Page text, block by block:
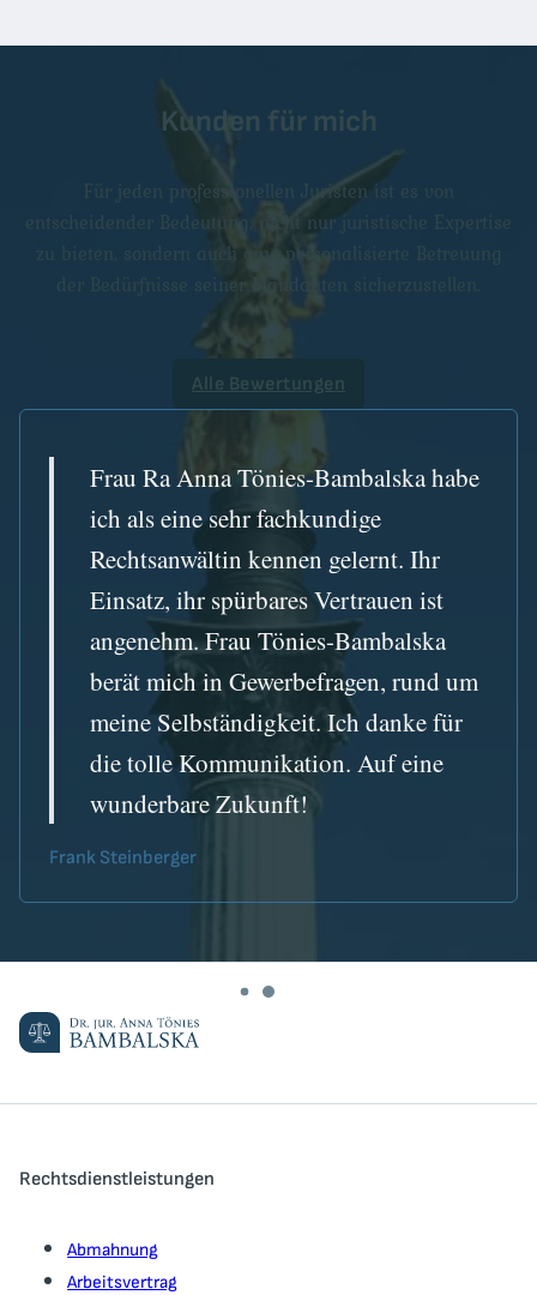
Kunden für mich
Für jeden professionellen Juristen ist es von
entscheidender Bedeutung, nicht nur juristische Expertise
zu bieten, sondern auch eine personalisierte Betreuung
der Bedürfnisse seiner Mandanten sicherzustellen.
Alle Bewertungen
Frau Ra Anna Tönies-Bambalska habe
ich als eine sehr fachkundige
Rechtsanwältin kennen gelernt. Ihr
Einsatz, ihr spürbares Vertrauen ist
angenehm. Frau Tönies-Bambalska
berät mich in Gewerbefragen, rund um
meine Selbständigkeit. Ich danke für
die tolle Kommunikation. Auf eine
wunderbare Zukunft!
Frank Steinberger
Rechtsdienstleistungen
Abmahnung
Arbeitsvertrag